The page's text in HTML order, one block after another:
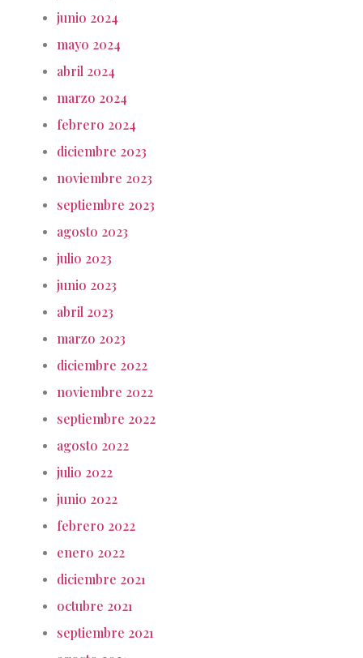
junio 2024
mayo 2024
abril 2024
marzo 2024
febrero 2024
diciembre 2023
noviembre 2023
septiembre 2023
agosto 2023
julio 2023
junio 2023
abril 2023
marzo 2023
diciembre 2022
noviembre 2022
septiembre 2022
agosto 2022
julio 2022
junio 2022
febrero 2022
enero 2022
diciembre 2021
octubre 2021
septiembre 2021